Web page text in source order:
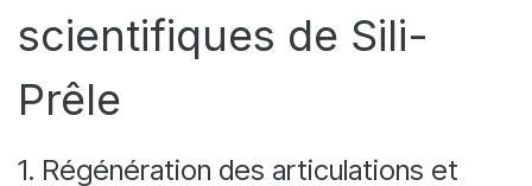
scientifiques de Sili-
Prêle
1. Régénération des articulations et